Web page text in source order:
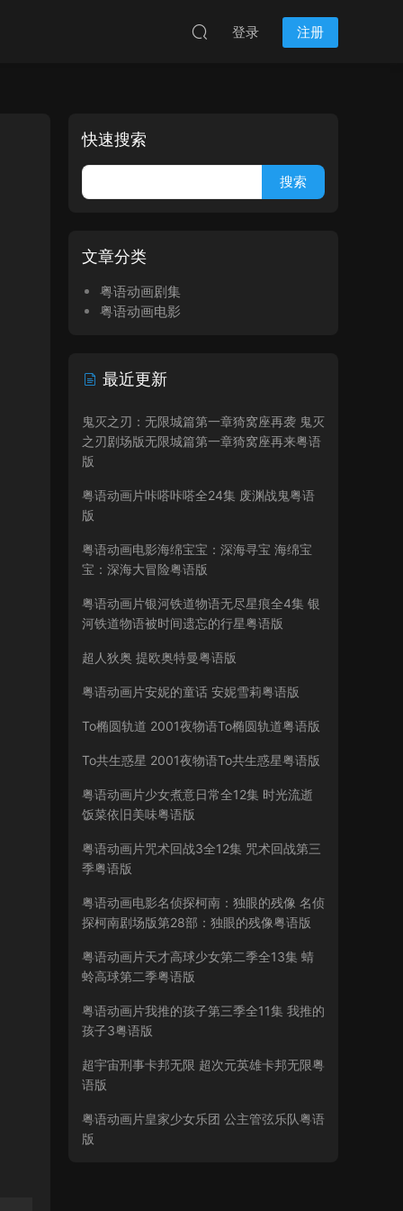
登录 注册
快速搜索
文章分类
粤语动画剧集
粤语动画电影
最近更新
鬼灭之刃：无限城篇第一章猗窝座再袭 鬼灭
之刃剧场版无限城篇第一章猗窝座再来粤语
版
粤语动画片咔嗒咔嗒全24集 废渊战鬼粤语
版
粤语动画电影海绵宝宝：深海寻宝 海绵宝
宝：深海大冒险粤语版
粤语动画片银河铁道物语无尽星痕全4集 银
河铁道物语被时间遗忘的行星粤语版
超人狄奥 提欧奥特曼粤语版
粤语动画片安妮的童话 安妮雪莉粤语版
To椭圆轨道 2001夜物语To椭圆轨道粤语版
To共生惑星 2001夜物语To共生惑星粤语版
粤语动画片少女煮意日常全12集 时光流逝
饭菜依旧美味粤语版
粤语动画片咒术回战3全12集 咒术回战第三
季粤语版
粤语动画电影名侦探柯南：独眼的残像 名侦
探柯南剧场版第28部：独眼的残像粤语版
粤语动画片天才高球少女第二季全13集 蜻
蛉高球第二季粤语版
粤语动画片我推的孩子第三季全11集 我推的
孩子3粤语版
超宇宙刑事卡邦无限 超次元英雄卡邦无限粤
语版
粤语动画片皇家少女乐团 公主管弦乐队粤语
版